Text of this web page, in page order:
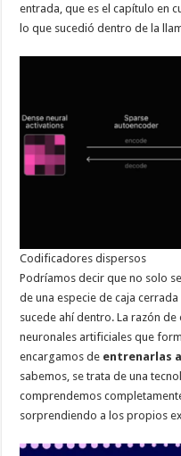
entrada, que es el capítulo en
lo que sucedió dentro de la
Codificadores dispersos
Podríamos decir que no solo
de una especie de caja
sucede ahí dentro. La razón
neuronales artificiales que
encargamos de entrenarlas
sabemos, se trata de una
comprendemos
sorprendiendo a los propios